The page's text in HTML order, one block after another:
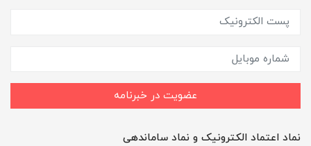
عضویت در خبرنامه
نماد اعتماد الکترونیک و نماد ساماندهی